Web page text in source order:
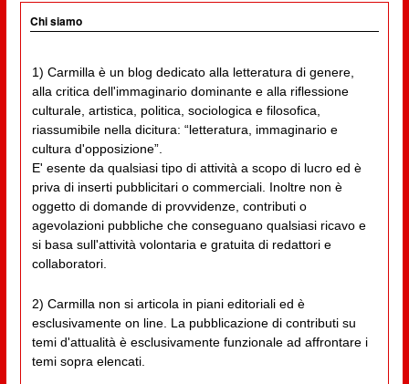
Chi siamo
1) Carmilla è un blog dedicato alla letteratura di genere,
alla critica dell'immaginario dominante e alla riflessione
culturale, artistica, politica, sociologica e filosofica,
riassumibile nella dicitura: “letteratura, immaginario e
cultura d'opposizione”.
E' esente da qualsiasi tipo di attività a scopo di lucro ed è
priva di inserti pubblicitari o commerciali. Inoltre non è
oggetto di domande di provvidenze, contributi o
agevolazioni pubbliche che conseguano qualsiasi ricavo e
si basa sull'attività volontaria e gratuita di redattori e
collaboratori.
2) Carmilla non si articola in piani editoriali ed è
esclusivamente on line. La pubblicazione di contributi su
temi d'attualità è esclusivamente funzionale ad affrontare i
temi sopra elencati.